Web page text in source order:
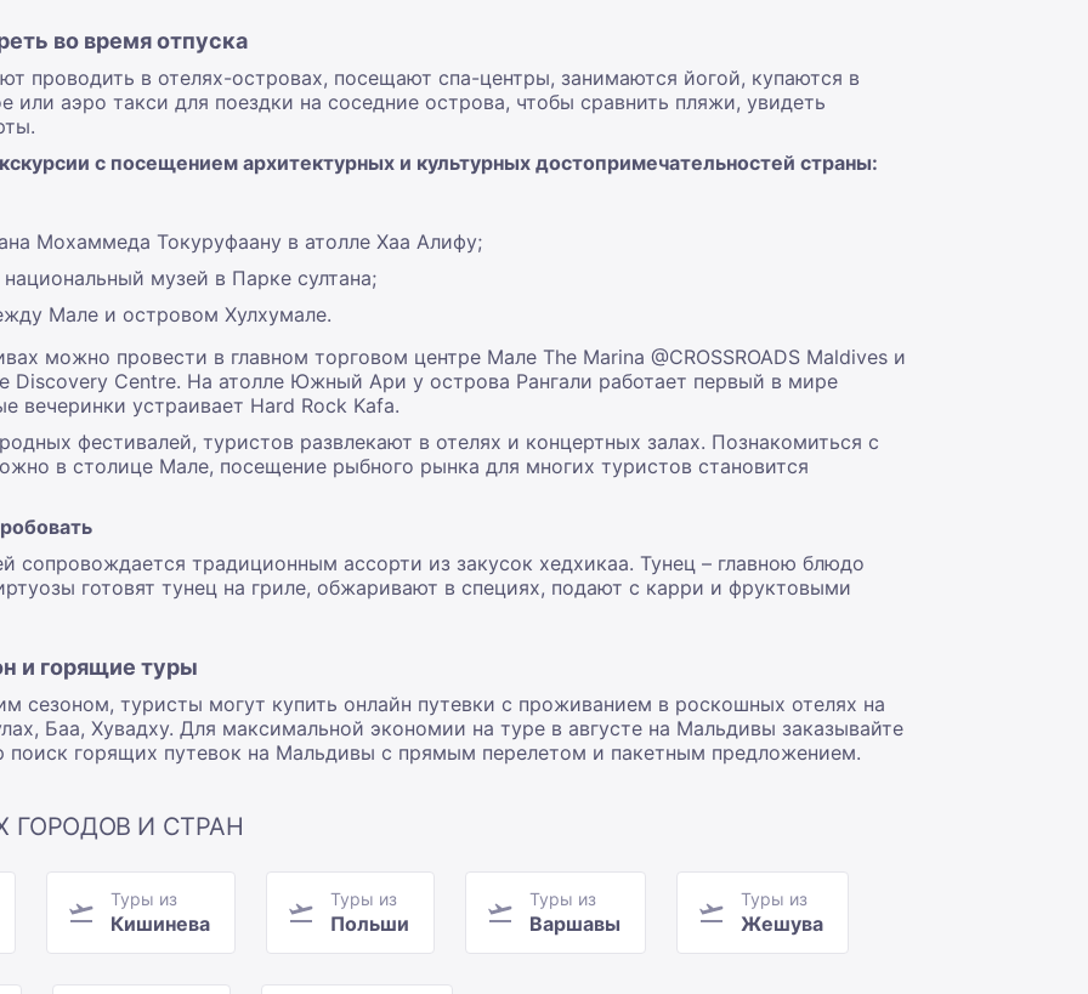
во время отпуска
проводить в отелях-островах, посещают спа-центры, занимаются йогой, купаются в
или аэро такси для поездки на соседние острова, чтобы сравнить пляжи, увидеть
с посещением архитектурных и культурных достопримечательностей страны:
Мохаммеда Токуруфаану в атолле Хаа Алифу;
музей в Парке султана;
Мале и островом Хулхумале.
можно провести в главном торговом центре Мале The Marina @CROSSROADS Maldives и
Discovery Centre. На атолле Южный Ари у острова Рангали работает первый в мире
вечеринки устраивает Hard Rock Kafa.
фестивалей, туристов развлекают в отелях и концертных залах. Познакомиться с
в столице Мале, посещение рыбного рынка для многих туристов становится
сопровождается традиционным ассорти из закусок хедхикаа. Тунец – главною блюдо
готовят тунец на гриле, обжаривают в специях, подают с карри и фруктовыми
и горящие туры
сезоном, туристы могут купить онлайн путевки с проживанием в роскошных отелях на
Баа, Хувадху. Для максимальной экономии на туре в августе на Мальдивы заказывайте
поиск горящих путевок на Мальдивы с прямым перелетом и пакетным предложением.
ГОРОДОВ И СТРАН
Туры из
Кишинева
Туры из
Польши
Туры из
Варшавы
Туры из
Жешува